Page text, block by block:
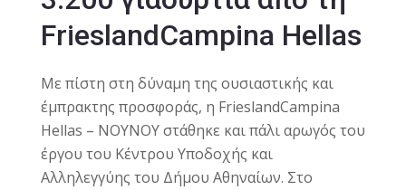
FrieslandCampina Hellas
Με πίστη στη δύναμη της ουσιαστικής και
έμπρακτης προσφοράς, η FrieslandCampina
Hellas – ΝΟΥΝΟΥ στάθηκε και πάλι αρωγός του
έργου του Κέντρου Υποδοχής και
Αλληλεγγύης του Δήμου Αθηναίων. Στο